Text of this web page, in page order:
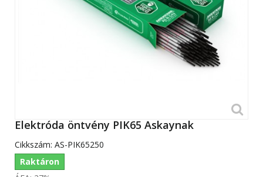
Elektróda öntvény PIK65 Askaynak
Cikkszám: AS-PIK65250
Raktáron